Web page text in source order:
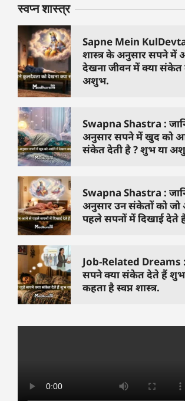
स्वप्न शास्त्र
Sapne Mein KulDevta
शास्त्र के अनुसार सपने में
देखना जीवन में क्या संकेत
अशुभ.
Swapna Shastra :
अनुसार सपने में खुद को
संकेत देती है ? शुभ या
Swapna Shastra :
अनुसार उन संकेतों को
पहले सपनों में दिखाई देते
Job-Related Dreams
सपने क्या संकेत देते हैं
कहता है स्वप्न शास्त्र.